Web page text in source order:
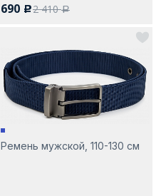
690 c2 410a
Ремень мужской, 110-130 см